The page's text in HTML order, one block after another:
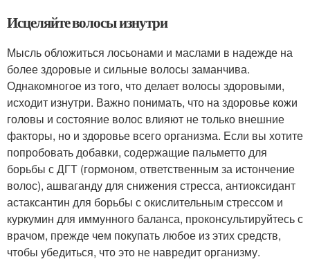
Исцеляйте волосы изнутри
Мысль обложиться лосьонами и маслами в надежде на
более здоровые и сильные волосы заманчива.
Однакомногое из того, что делает волосы здоровыми,
исходит изнутри. Важно понимать, что на здоровье кожи
головы и состояние волос влияют не только внешние
факторы, но и здоровье всего организма. Если вы хотите
попробовать добавки, содержащие пальметто для
борьбы с ДГТ (гормоном, ответственным за истончение
волос), ашваганду для снижения стресса, антиоксидант
астаксантин для борьбы с окислительным стрессом и
куркумин для иммунного баланса, проконсультируйтесь с
врачом, прежде чем покупать любое из этих средств,
чтобы убедиться, что это не навредит организму.